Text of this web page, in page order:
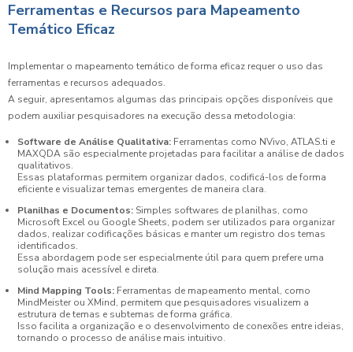
Ferramentas e Recursos para Mapeamento
Temático Eficaz
Implementar o mapeamento temático de forma eficaz requer o uso das
ferramentas e recursos adequados.
A seguir, apresentamos algumas das principais opções disponíveis que
podem auxiliar pesquisadores na execução dessa metodologia:
Software de Análise Qualitativa: Ferramentas como NVivo, ATLAS.ti e
MAXQDA são especialmente projetadas para facilitar a análise de dados
qualitativos.
Essas plataformas permitem organizar dados, codificá-los de forma
eficiente e visualizar temas emergentes de maneira clara.
Planilhas e Documentos: Simples softwares de planilhas, como
Microsoft Excel ou Google Sheets, podem ser utilizados para organizar
dados, realizar codificações básicas e manter um registro dos temas
identificados.
Essa abordagem pode ser especialmente útil para quem prefere uma
solução mais acessível e direta.
Mind Mapping Tools: Ferramentas de mapeamento mental, como
MindMeister ou XMind, permitem que pesquisadores visualizem a
estrutura de temas e subtemas de forma gráfica.
Isso facilita a organização e o desenvolvimento de conexões entre ideias,
tornando o processo de análise mais intuitivo.